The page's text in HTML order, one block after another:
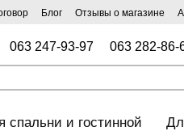
Блог Отзывы о магазине
063 247-93-97 063 282-86-
спальни и гостинной